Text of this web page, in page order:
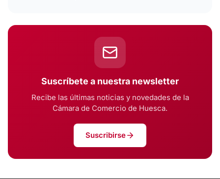
Suscríbete a nuestra newsletter
Recibe las últimas noticias y novedades de la
Cámara de Comercio de Huesca.
Suscribirse